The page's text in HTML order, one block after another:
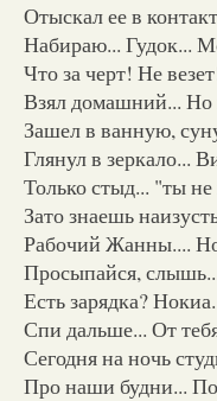
Отыскал ее в
Набираю... Гудок...
Что за черт! Не
Взял домашний... Но
Зашел в ванную,
Глянул в зеркало...
Только стыд... "ты
Зато знаешь
Рабочий Жанны....
Просыпайся,
Есть зарядка?
Спи дальше... От
Сегодня на ночь
Про наши будни...